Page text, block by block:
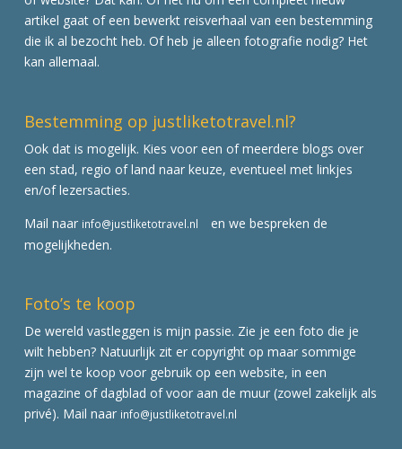
artikel gaat of een bewerkt reisverhaal van een bestemming
die ik al bezocht heb. Of heb je alleen fotografie nodig? Het
kan allemaal.
Bestemming op justliketotravel.nl?
Ook dat is mogelijk. Kies voor een of meerdere blogs over
een stad, regio of land naar keuze, eventueel met linkjes
en/of lezersacties.
Mail naar info@justliketotravel.nl
en we bespreken de
mogelijkheden.
Foto’s te koop
De wereld vastleggen is mijn passie. Zie je een foto die je
wilt hebben? Natuurlijk zit er copyright op maar sommige
zijn wel te koop voor gebruik op een website, in een
magazine of dagblad of voor aan de muur (zowel zakelijk als
privé). Mail naar info@justliketotravel.nl